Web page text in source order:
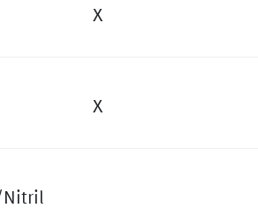
X
X
Nitril